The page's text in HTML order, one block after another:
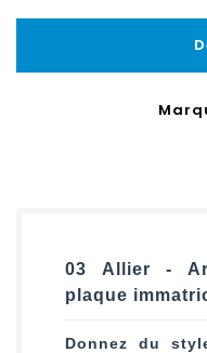
03 Allier -
plaque
Donnez du